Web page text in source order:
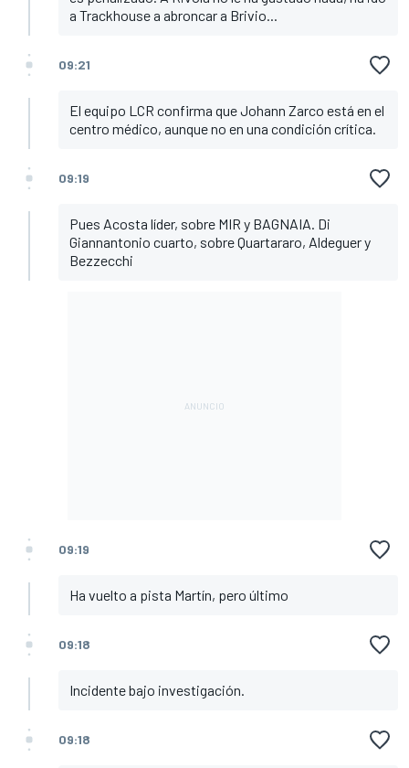
a Trackhouse a abroncar a Brivio...
09:21
El equipo LCR confirma que Johann Zarco está en el
centro médico, aunque no en una condición crítica.
09:19
Pues Acosta líder, sobre MIR y BAGNAIA. Di
Giannantonio cuarto, sobre Quartararo, Aldeguer y
Bezzecchi
09:19
Ha vuelto a pista Martín, pero último
09:18
Incidente bajo investigación.
09:18